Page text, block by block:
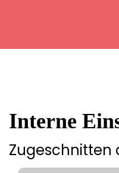
Interne
Zugeschnitten